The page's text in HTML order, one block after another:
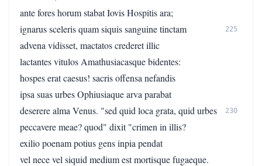
ante fores horum stabat Iovis Hospitis ara;
ignarus sceleris quam siquis sanguine tinctam
225
advena vidisset, mactatos crederet illic
lactantes vitulos Amathusiacasque bidentes:
hospes erat caesus! sacris offensa nefandis
ipsa suas urbes Ophiusiaque arva parabat
deserere alma Venus. "sed quid loca grata, quid urbes
230
peccavere meae? quod" dixit "crimen in illis?
exilio poenam potius gens inpia pendat
vel nece vel siquid medium est mortisque fugaeque.